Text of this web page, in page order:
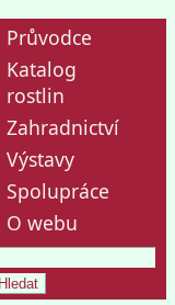
Průvodce
Katalog
rostlin
Zahradnictví
Výstavy
Spolupráce
O webu